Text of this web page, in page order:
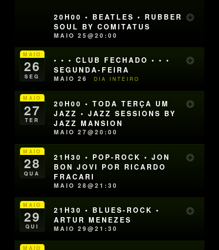
20H00 • BEATLES • RUBBER
SOUL BY COMITATUS
MAIO 25@20:00
MAIO
26
SEG
• • • CLUB FECHADO • • •
SEGUNDA-FEIRA
MAIO 26 DIA INTEIRO
MAIO
27
TER
20H00 • TODA TERÇA UM
JAZZ • JAZZ SESSIONS BY
JAZZ MANSION
MAIO 27@20:00
MAIO
28
QUA
21H30 • POP-ROCK • JON
BON JOVI POR RICARDO
FRACARI
MAIO 28@21:30
MAIO
29
QUI
21H30 • BLUES-ROCK •
ARTUR MENEZES
MAIO 29@21:30
MAIO